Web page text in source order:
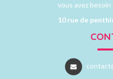
vous avez besoin
10 rue de